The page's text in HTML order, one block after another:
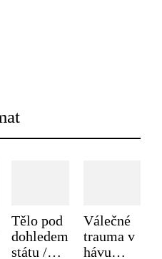
Tělo pod
dohledem
státu /
Válečné
trauma v
hávu